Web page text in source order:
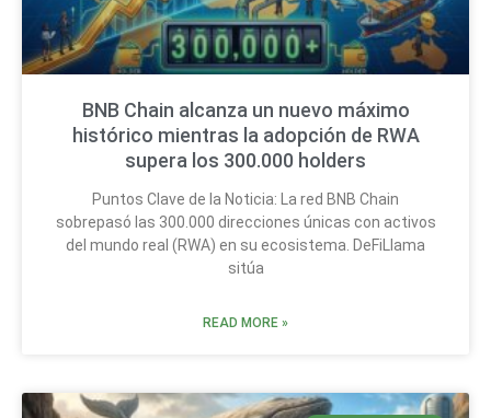
BNB Chain alcanza un nuevo máximo
histórico mientras la adopción de RWA
supera los 300.000 holders
Puntos Clave de la Noticia: La red BNB Chain
sobrepasó las 300.000 direcciones únicas con activos
del mundo real (RWA) en su ecosistema. DeFiLlama
sitúa
READ MORE »